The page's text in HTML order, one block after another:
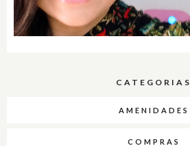
CATEGORIAS
AMENIDADES
COMPRAS